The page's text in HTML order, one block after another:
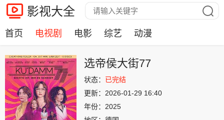
影视大全
首页 电视剧 电影 综艺 动漫
选帝侯大街77
状态： 已完结
更新： 2026-01-29 16:40
年份： 2025